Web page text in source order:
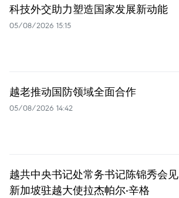
科技外交助力塑造国家发展新动能
05/08/2026 15:15
越老推动国防领域全面合作
05/08/2026 14:42
越共中央书记处常务书记陈锦秀会见
新加坡驻越大使拉杰帕尔·辛格